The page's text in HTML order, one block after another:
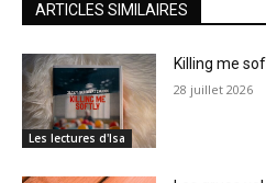
ARTICLES SIMILAIRES
Les lectures d'Isa
Killing me
28 juillet 2026